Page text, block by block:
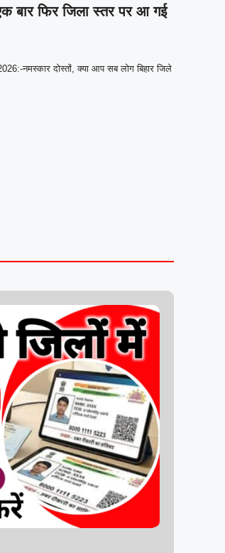
फिर जिला स्तर पर आ गई
नमस्कार दोस्तों, क्या आप सब लोग बिहार जिले